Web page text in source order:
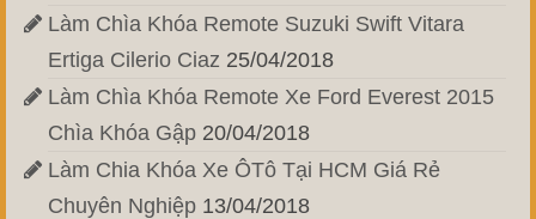
Làm Chìa Khóa Remote Suzuki Swift Vitara
Ertiga Cilerio Ciaz 25/04/2018
Làm Chìa Khóa Remote Xe Ford Everest 2015
Chìa Khóa Gập 20/04/2018
Làm Chia Khóa Xe ÔTô Tại HCM Giá Rẻ
Chuyên Nghiệp 13/04/2018